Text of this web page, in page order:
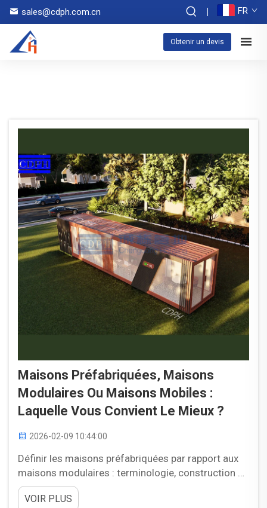
sales@cdph.com.cn FR
Obtenir un devis
Maisons Préfabriquées, Maisons
Modulaires Ou Maisons Mobiles :
Laquelle Vous Convient Le Mieux ?
2026-02-09 10:44:00
Définir les maisons préfabriquées par rapport aux
maisons modulaires : terminologie, construction et
idées reçues courantes. Lorsque les gens parlent
de maisons préfabriquées, ils font essentiellement
VOIR PLUS